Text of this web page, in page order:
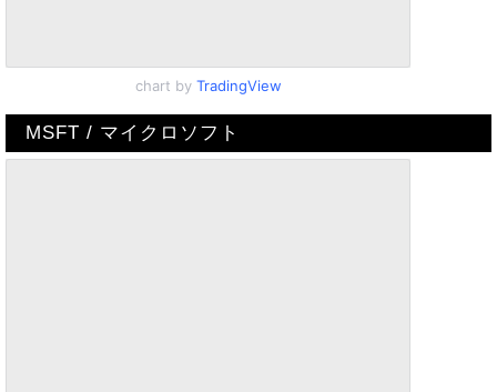
chart by TradingView
MSFT / マイクロソフト